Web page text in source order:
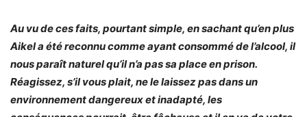
Au vu de ces faits, pourtant simple, en sachant qu’en plus
Aikel a été reconnu comme ayant consommé de l’alcool, il
nous paraît naturel qu’il n’a pas sa place en prison.
Réagissez, s’il vous plait, ne le laissez pas dans un
environnement dangereux et inadapté, les